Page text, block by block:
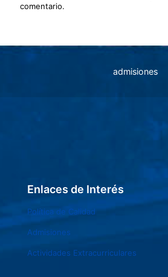
comentario.
admisiones
Enlaces de Interés
Política de Calidad
Admisiones
Actividades Extracurriculares